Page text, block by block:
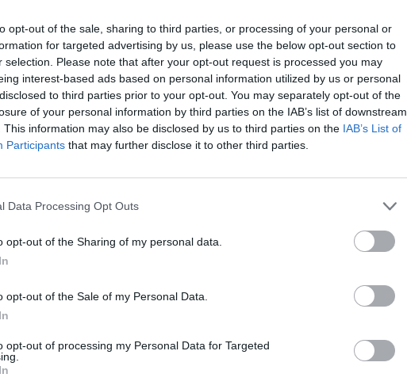
opt-out of the sale, sharing to third parties, or processing of your personal or
for targeted advertising by us, please use the below opt-out section to
selection. Please note that after your opt-out request is processed you may
interest-based ads based on personal information utilized by us or personal
to third parties prior to your opt-out. You may separately opt-out of the
of your personal information by third parties on the IAB’s list of downstream
This information may also be disclosed by us to third parties on the IAB’s List of
Participants that may further disclose it to other third parties.
Data Processing Opt Outs
opt-out of the Sharing of my personal data.
opt-out of the Sale of my Personal Data.
opt-out of processing my Personal Data for Targeted
importante
Editorial
100% elétrico Baterias